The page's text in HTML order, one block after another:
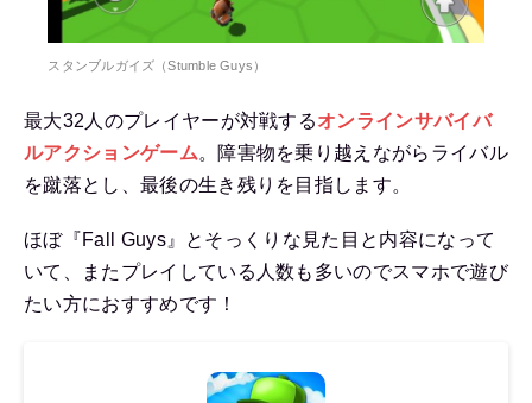
スタンブルガイズ（Stumble Guys）
最大32人のプレイヤーが対戦するオンラインサバイバ
ルアクションゲーム。障害物を乗り越えながらライバル
を蹴落とし、最後の生き残りを目指します。
ほぼ『Fall Guys』とそっくりな見た目と内容になって
いて、またプレイしている人数も多いのでスマホで遊び
たい方におすすめです！